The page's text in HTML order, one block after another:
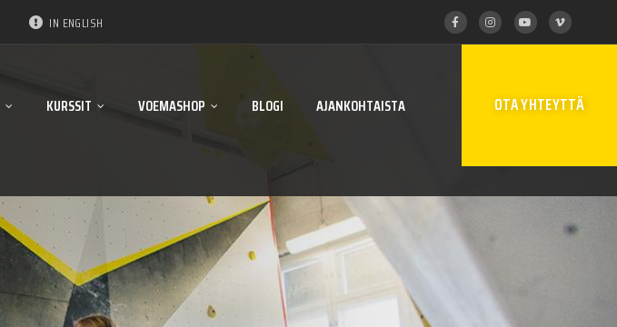
IN ENGLISH
OTA YHTEYTTÄ
KURSSIT VOEMASHOP BLOGI AJANKOHTAISTA